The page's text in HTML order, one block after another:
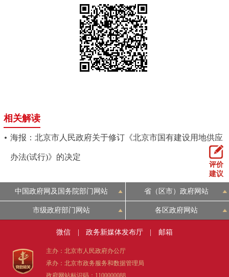
相关解读
海报：北京市人民政府关于修订《北京市国有建设用地供应
办法(试行)》的决定
评价
建议
中国政府网及国务院部门网站 省（区市）政府网站
市级政府部门网站 各区政府网站
微信 政务新媒体发布厅 邮箱
主办：北京市人民政府办公厅
承办：北京市政务服务和数据管理局
政府网站标识码：1100000088